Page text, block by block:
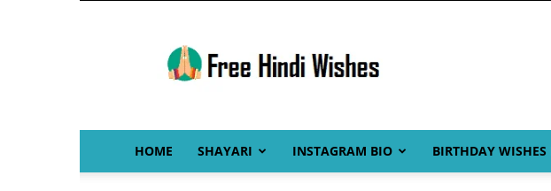
Hindi
Wishes
HOME SHAYARI INSTAGRAM BIO BIRTHDAY